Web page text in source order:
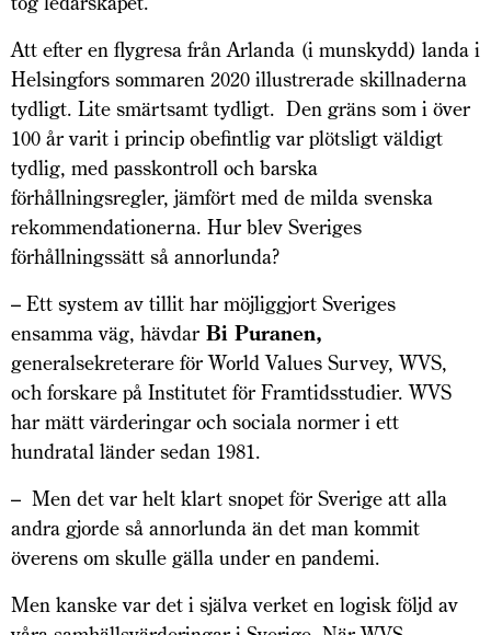
Att efter en flygresa från Arlanda (i munskydd) landa i
Helsingfors sommaren 2020 illustrerade skillnaderna
tydligt. Lite smärtsamt tydligt. Den gräns som i över
100 år varit i princip obefintlig var plötsligt väldigt
tydlig, med passkontroll och barska
förhållningsregler, jämfört med de milda svenska
rekommendationerna. Hur blev Sveriges
förhållningssätt så annorlunda?
– Ett system av tillit har möjliggjort Sveriges
ensamma väg, hävdar Bi Puranen,
generalsekreterare för World Values Survey, WVS,
och forskare på Institutet för Framtidsstudier. WVS
har mätt värderingar och sociala normer i ett
hundratal länder sedan 1981.
– Men det var helt klart snopet för Sverige att alla
andra gjorde så annorlunda än det man kommit
överens om skulle gälla under en pandemi.
Men kanske var det i själva verket en logisk följd av